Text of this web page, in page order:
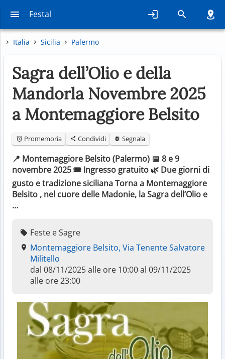
Festal
Italia Sicilia Palermo
Sagra dell’Olio e della
Mandorla Novembre 2025
a Montemaggiore Belsito
Promemoria Condividi Segnala
📍 Montemaggiore Belsito (Palermo) 📅 8 e 9
novembre 2025 🎟️ Ingresso gratuito 🌿 Due giorni di
gusto e tradizione siciliana Torna a Montemaggiore
Belsito , nel cuore delle Madonie, la Sagra dell’Olio e
…
Feste e Sagre
Montemaggiore Belsito, Via Tenente Salvatore
Militello
dal 08/11/2025 alle ore 10:00 al 09/11/2025
alle ore 23:00